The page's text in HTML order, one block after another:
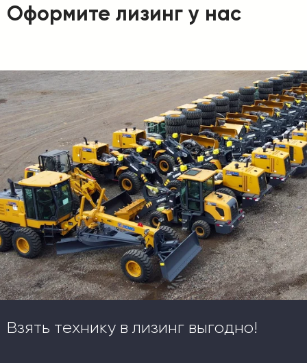
Оформите лизинг у нас
Взять технику в лизинг выгодно!